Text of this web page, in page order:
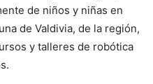
de niños y niñas en
de Valdivia, de la región,
y talleres de robótica